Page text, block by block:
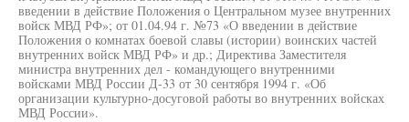
введении в действие Положения о Центральном музее внутренних
войск МВД РФ»; от 01.04.94 г. №73 «О введении в действие
Положения о комнатах боевой славы (истории) воинских частей
внутренних войск МВД РФ» и др.; Директива Заместителя
министра внутренних дел - командующего внутренними
войсками МВД России Д-33 от 30 сентября 1994 г. «Об
организации культурно-досуговой работы во внутренних войсках
МВД России».